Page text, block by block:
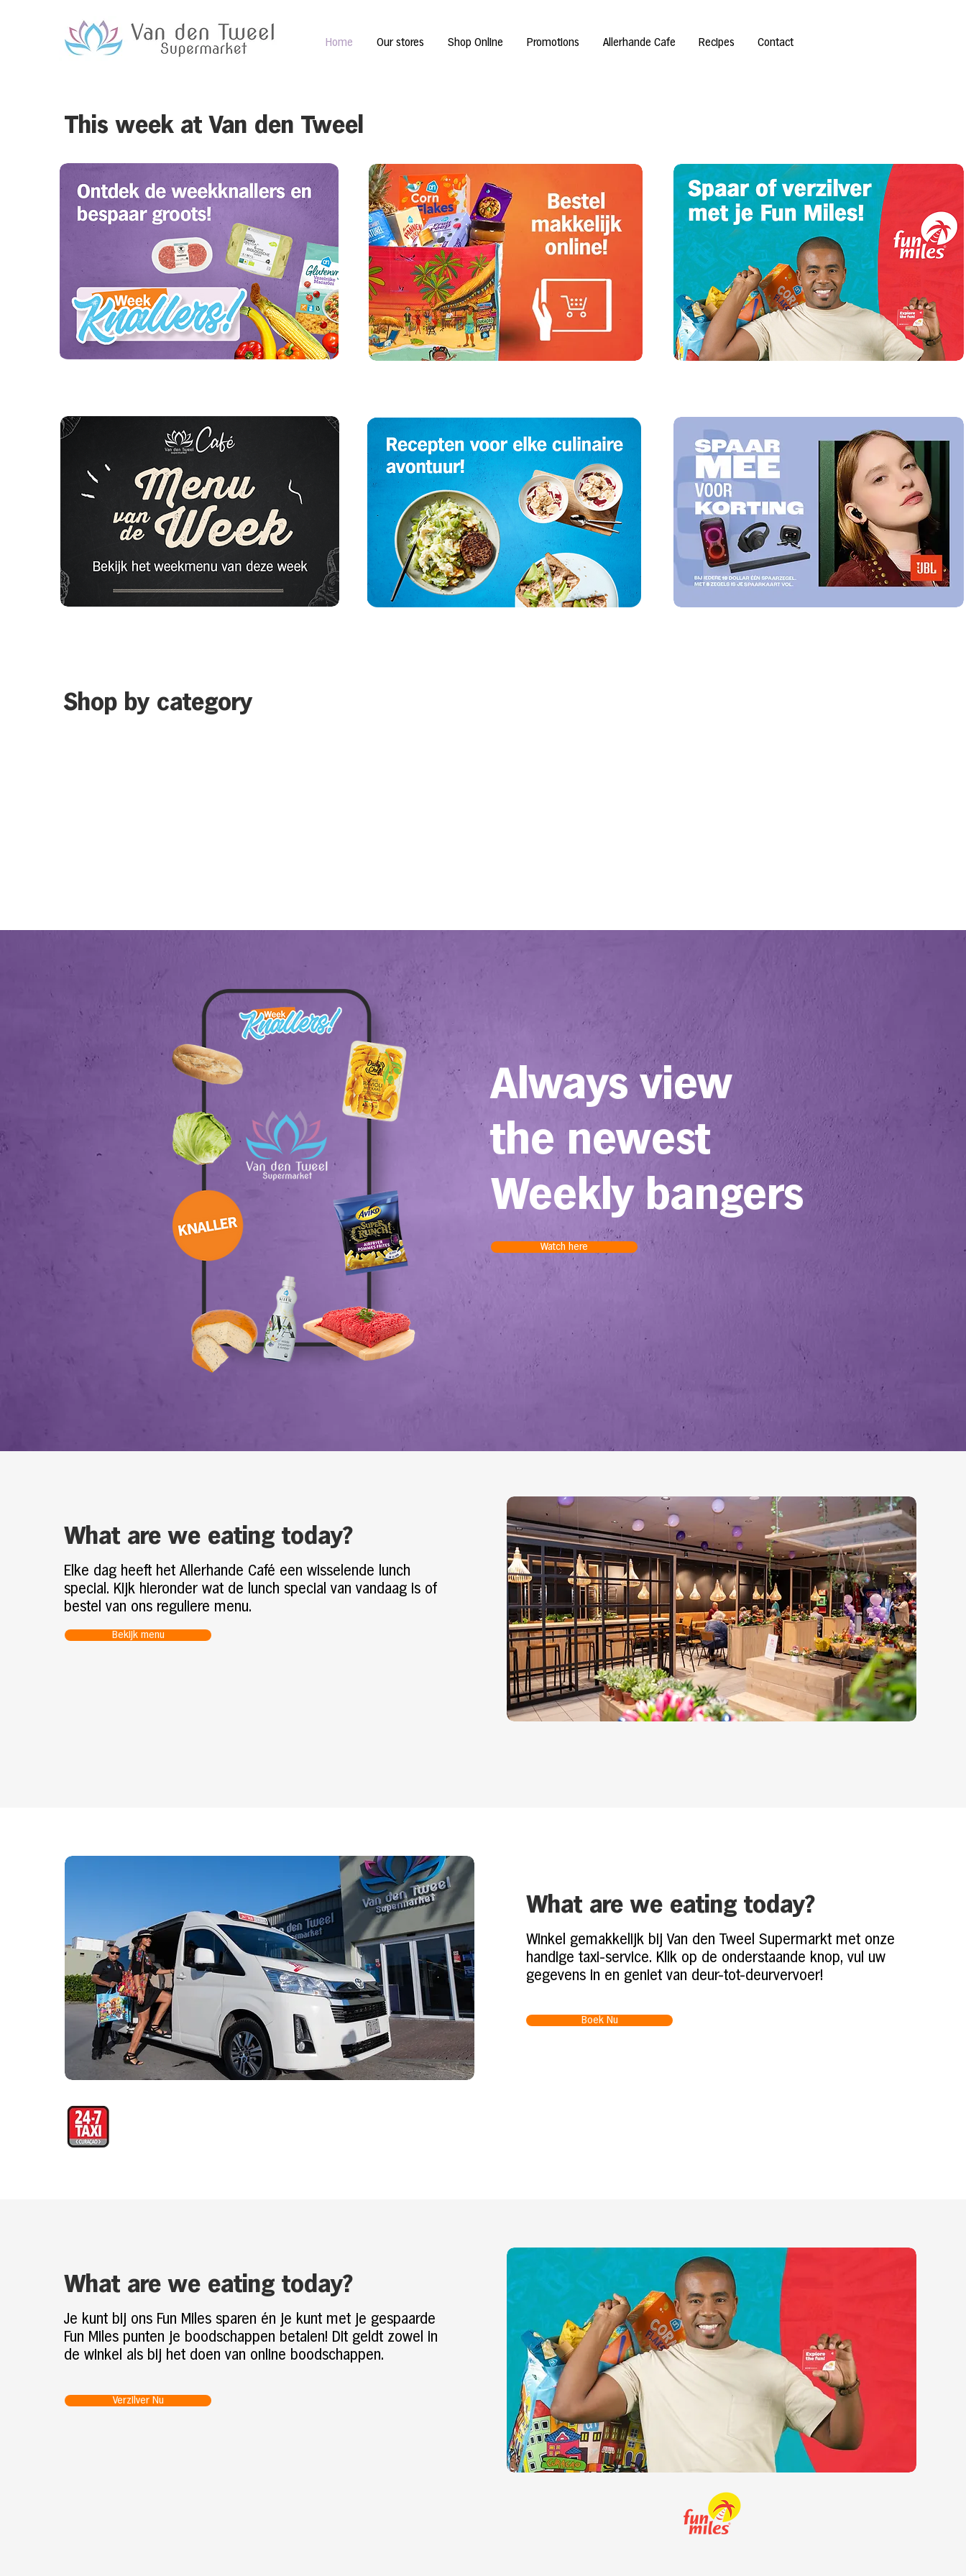
Home Our stores Shop Online Promotions Allerhande Cafe Recipes Contact
This week at Van den Tweel
Shop by category
Always view
the newest
Weekly bangers
Watch here
What are we eating today?
Elke dag heeft het Allerhande Café een wisselende lunch
special. Kijk hieronder wat de lunch special van vandaag is of
bestel van ons reguliere menu.
Bekijk menu
What are we eating today?
Winkel gemakkelijk bij Van den Tweel Supermarkt met onze
handige taxi-service. Klik op de onderstaande knop, vul uw
gegevens in en geniet van deur-tot-deurvervoer!
Boek Nu
What are we eating today?
Je kunt bij ons Fun Miles sparen én je kunt met je gespaarde
Fun Miles punten je boodschappen betalen! Dit geldt zowel in
de winkel als bij het doen van online boodschappen.
Verzilver Nu